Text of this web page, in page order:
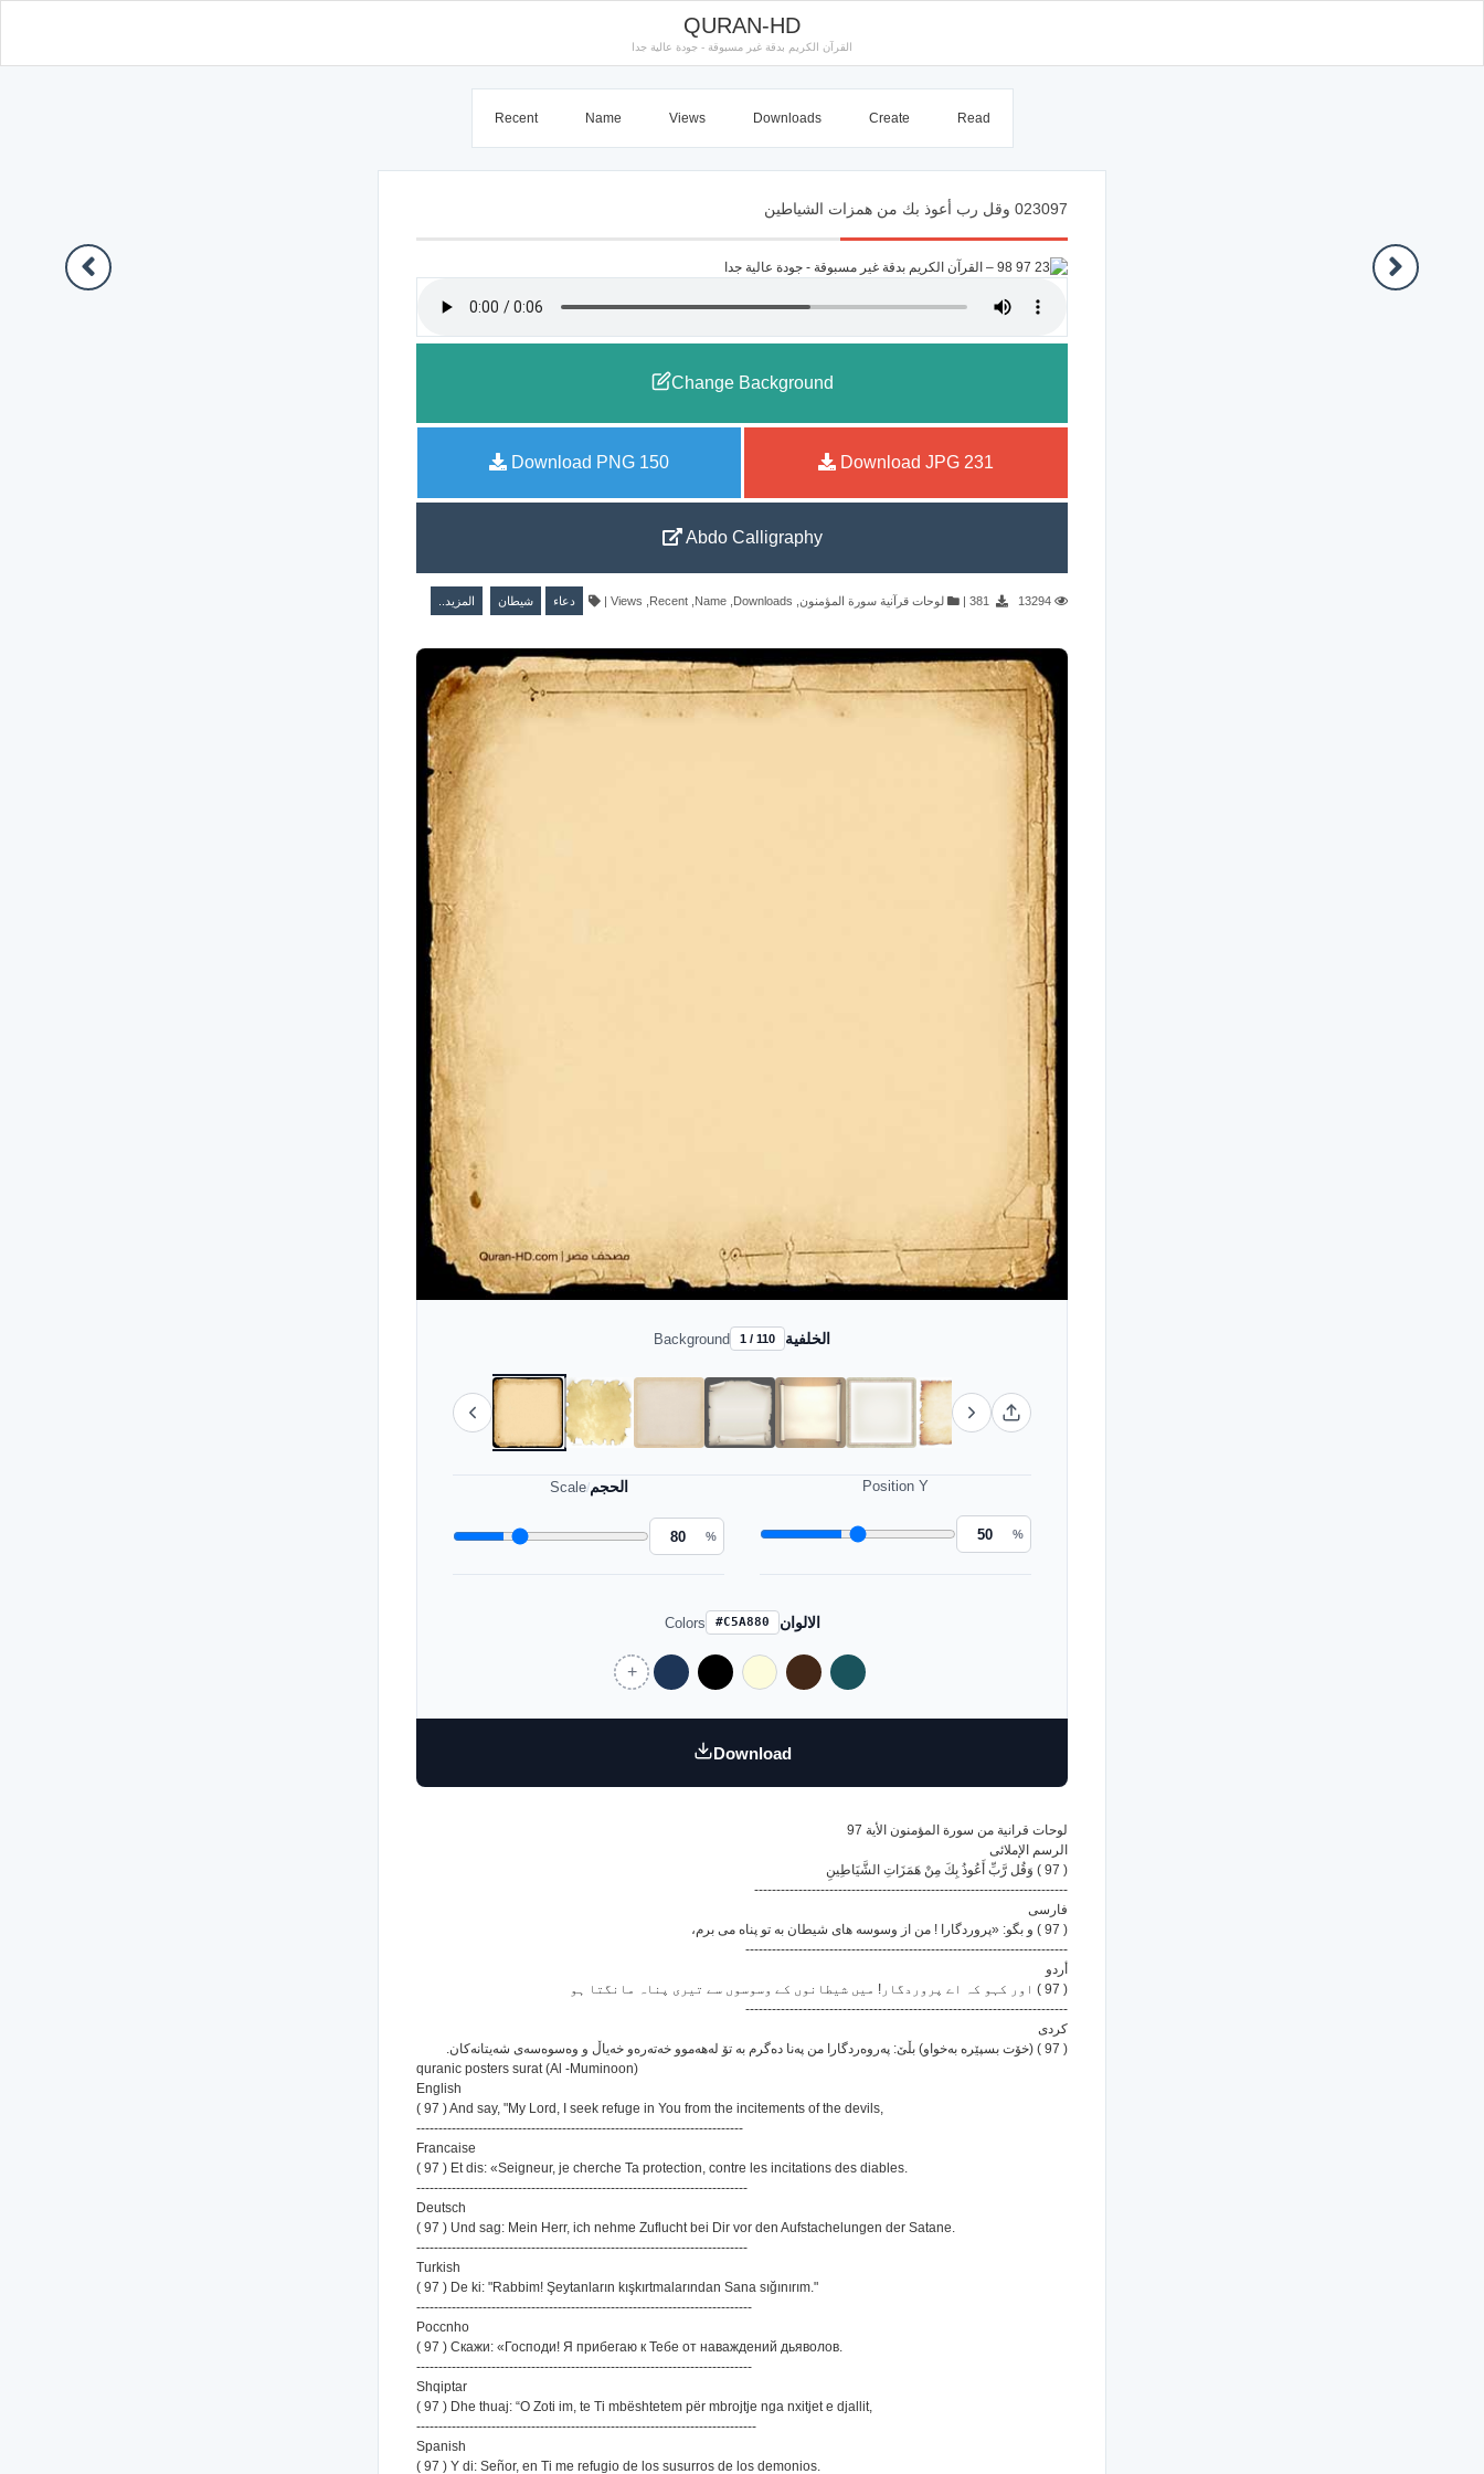
QURAN-HD
القرآن الكريم بدقة غير مسبوقة - جودة عالية جدا
Recent Name Views Downloads Create Read
023097 وقل رب أعوذ بك من همزات الشياطين
Change Background
Download JPG 231
Download PNG 150
Abdo Calligraphy
| لوحات قرآنية سورة المؤمنون Downloads
Name
Recent
Views
| دعاء شيطان المزيد..
Background 1 / 110 الخلفية
Scale/الحجم
%
Position Y
%
Colors #C5A880 الالوان
Download
لوحات قرانية من سورة المؤمنون الأية 97
الرسم الإملائى
( 97 ) وَقُل رَّبِّ أَعُوذُ بِكَ مِنْ هَمَزَاتِ الشَّيَاطِينِ
-----------------------------------------------------------------------
فارسى
( 97 ) و بگو: «پروردگارا ! من از وسوسه های شیطان به تو پناه می برم،
-------------------------------------------------------------------------
أردو
( 97 ) اور کہو کہ اے پروردگار! میں شیطانوں کے وسوسوں سے تیری پناہ مانگتا ہو
-------------------------------------------------------------------------
كردى
( 97 ) (خۆت بسپێره به‌خواو) بڵێ: په‌روه‌ردگارا من په‌نا ده‌گرم به تۆ له‌هه‌موو خه‌ته‌ره‌و خه‌یاڵ و وه‌سوه‌سه‌ی شه‌یتانه‌کان.
quranic posters surat (Al -Muminoon)
English
( 97 ) And say, "My Lord, I seek refuge in You from the incitements of the devils,
--------------------------------------------------------------------------
Francaise
( 97 ) Et dis: «Seigneur, je cherche Ta protection, contre les incitations des diables.
---------------------------------------------------------------------------
Deutsch
( 97 ) Und sag: Mein Herr, ich nehme Zuflucht bei Dir vor den Aufstachelungen der Satane.
---------------------------------------------------------------------------
Turkish
( 97 ) De ki: "Rabbim! Şeytanların kışkırtmalarından Sana sığınırım."
----------------------------------------------------------------------------
Poccnho
( 97 ) Скажи: «Господи! Я прибегаю к Тебе от наваждений дьяволов.
----------------------------------------------------------------------------
Shqiptar
( 97 ) Dhe thuaj: “O Zoti im, te Ti mbështetem për mbrojtje nga nxitjet e djallit,
-----------------------------------------------------------------------------
Spanish
( 97 ) Y di: Señor, en Ti me refugio de los susurros de los demonios.